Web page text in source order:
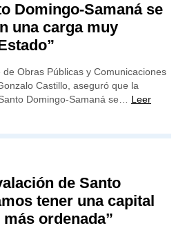
Domingo-Samaná se
una carga muy
de Obras Públicas y Comunicaciones
Castillo, aseguró que la
Domingo-Samaná se… Leer
de Santo
tener una capital
ordenada”